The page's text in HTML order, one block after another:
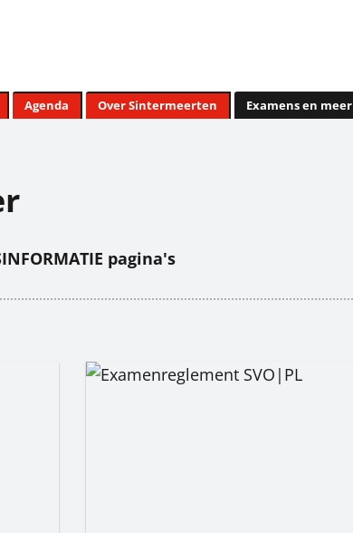
Agenda Over Sintermeerten Examens en meer
pagina's